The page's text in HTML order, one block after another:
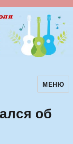
МЕНЮ
об